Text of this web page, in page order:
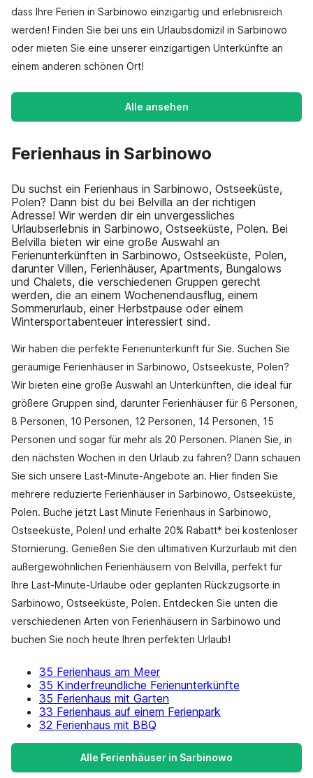
dass Ihre Ferien in Sarbinowo einzigartig und erlebnisreich
werden! Finden Sie bei uns ein Urlaubsdomizil in Sarbinowo
oder mieten Sie eine unserer einzigartigen Unterkünfte an
einem anderen schönen Ort!
Alle ansehen
Ferienhaus in Sarbinowo
Du suchst ein Ferienhaus in Sarbinowo, Ostseeküste,
Polen? Dann bist du bei Belvilla an der richtigen
Adresse! Wir werden dir ein unvergessliches
Urlaubserlebnis in Sarbinowo, Ostseeküste, Polen. Bei
Belvilla bieten wir eine große Auswahl an
Ferienunterkünften in Sarbinowo, Ostseeküste, Polen,
darunter Villen, Ferienhäuser, Apartments, Bungalows
und Chalets, die verschiedenen Gruppen gerecht
werden, die an einem Wochenendausflug, einem
Sommerurlaub, einer Herbstpause oder einem
Wintersportabenteuer interessiert sind.
Wir haben die perfekte Ferienunterkunft für Sie. Suchen Sie
geräumige Ferienhäuser in Sarbinowo, Ostseeküste, Polen?
Wir bieten eine große Auswahl an Unterkünften, die ideal für
größere Gruppen sind, darunter Ferienhäuser für 6 Personen,
8 Personen, 10 Personen, 12 Personen, 14 Personen, 15
Personen und sogar für mehr als 20 Personen. Planen Sie, in
den nächsten Wochen in den Urlaub zu fahren? Dann schauen
Sie sich unsere Last-Minute-Angebote an. Hier finden Sie
mehrere reduzierte Ferienhäuser in Sarbinowo, Ostseeküste,
Polen. Buche jetzt Last Minute Ferienhaus in Sarbinowo,
Ostseeküste, Polen! und erhalte 20% Rabatt* bei kostenloser
Stornierung. Genießen Sie den ultimativen Kurzurlaub mit den
außergewöhnlichen Ferienhäusern von Belvilla, perfekt für
Ihre Last-Minute-Urlaube oder geplanten Rückzugsorte in
Sarbinowo, Ostseeküste, Polen. Entdecken Sie unten die
verschiedenen Arten von Ferienhäusern in Sarbinowo und
buchen Sie noch heute Ihren perfekten Urlaub!
35 Ferienhaus am Meer
35 Kinderfreundliche Ferienunterkünfte
35 Ferienhaus mit Garten
33 Ferienhaus auf einem Ferienpark
32 Ferienhaus mit BBQ
Alle Ferienhäuser in Sarbinowo